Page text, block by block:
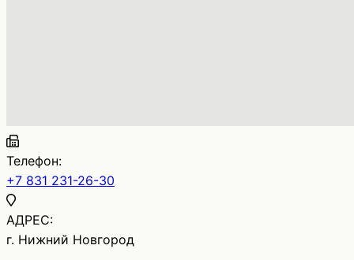
Телефон:
+7 831 231-26-30
АДРЕС:
г. Нижний Новгород